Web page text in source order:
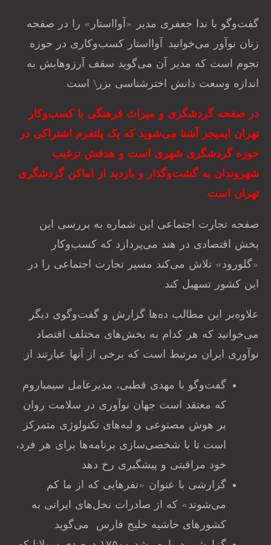
گفت‌و‌گو با ندا جعفری مدیر «آوااستار» را در صفحه
زنان نوآور می‌خوانید. آوااستار کسب‌وکاری در حوزه
نجوم است که مدیر آن می‌گوید سقف آرزوهایش به
اندازه وسعت دانش اخترشناسی بزر\ است.
در صفحه گردشگری و میراث فرهنگی با کسب‌وکار
تهران ایمیجز آشنا می‌شوید که یک پلتفرم اشتراکی در
حوزه گردشگری شهری است و هدفش ترغیب
شهروندان به گشت‌وگذار و بازدید از اماکن گردشگری
تهران است.
صفحه تجارت اجتماعی این شماره به بررسی این
بخش اقتصادی در هند می‌پردازد که کسب‌وکار
«گلورود» تلاش می‌کند مسیر تجارت اجتماعی را در
این کشور تسهیل کند.
علاوه‌بر این مطالب ده‌ها گزارش و گفت‌وگوی دیگر
می‌خوانید که هر کدام به بخش‌های مختلف اقتصاد
نوآوری ایران مرتبط است که برخی از آنها عبارتند از:
گفت‌وگو با مهدی قطبی، مدیرعامل سیمباروم
که معتقد است جهان نوآوری در سلامت روان
بر هوش مصنوعی و لبه‌های تکنولوژی متمرکز
است تا با شخصی‌سازی برنامه‌ها برای هر فرد،
خود مراقبتی و پیشگیری رخ دهد.
گزارشی با عنوان «نفرهایی که از ما کم‌
می‌شوند» که از صادرات نخل‌های ایرانی به
کشورهای حاشیه خلیج فارس می‌گوید.